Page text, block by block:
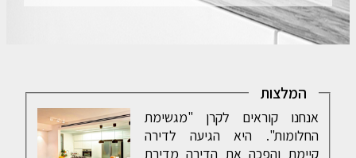
המלצות
אנחנו קוראים לקרן "מגשימת
החלומות". היא הגיעה לדירה
קיימת והפכה את הדירה מדירת